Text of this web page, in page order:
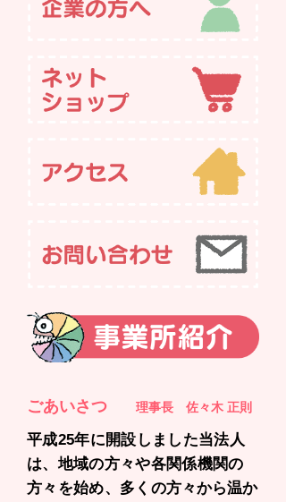
ごあいさつ 理事長 佐々木 正則
平成25年に開設しました当法人
は、地域の方々や各関係機関の
方々を始め、多くの方々から温か